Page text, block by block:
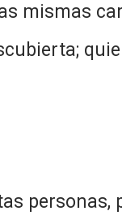
mismas
personas,